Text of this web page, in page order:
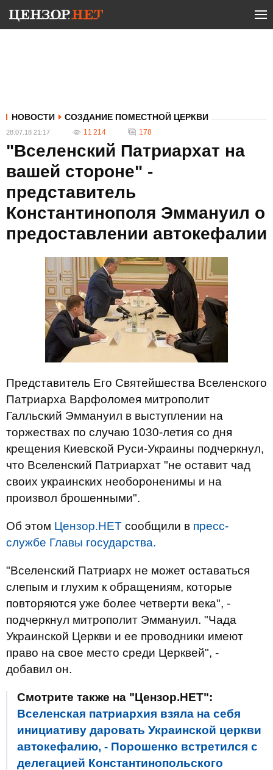
НОВОСТИ СОЗДАНИЕ ПОМЕСТНОЙ ЦЕРКВИ
28.07.18 21:17 11 214 178
"Вселенский Патриархат на
вашей стороне" -
представитель
Константинополя Эммануил о
предоставлении автокефалии
Представитель Его Святейшества Вселенского
Патриарха Варфоломея митрополит
Галльский Эммануил в выступлении на
торжествах по случаю 1030-летия со дня
крещения Киевской Руси-Украины подчеркнул,
что Вселенский Патриархат "не оставит чад
своих украинских необороненимы и на
произвол брошенными".
Об этом Цензор.НЕТ сообщили в пресс-
службе Главы государства.
"Вселенский Патриарх не может оставаться
слепым и глухим к обращениям, которые
повторяются уже более четверти века", -
подчеркнул митрополит Эммануил. "Чада
Украинской Церкви и ее проводники имеют
право на свое место среди Церквей", -
добавил он.
Смотрите также на "Цензор.НЕТ":
Вселенская патриархия взяла на себя
инициативу даровать Украинской церкви
автокефалию, - Порошенко встретился с
делегацией Константинопольского